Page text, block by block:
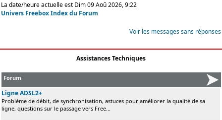
La date/heure actuelle est Dim 09 Aoû 2026, 9:22
Univers Freebox Index du Forum
Voir les messages sans réponses
Assistances Techniques
Forum
Ligne ADSL2+
Problème de débit, de synchronisation, astuces pour améliorer la qualité de sa
ligne, questions sur le passage vers Free...